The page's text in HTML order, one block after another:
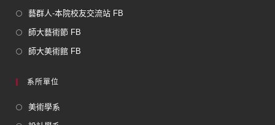
藝群人-本院校友交流站 FB
師大藝術節 FB
師大美術館 FB
系所單位
美術學系